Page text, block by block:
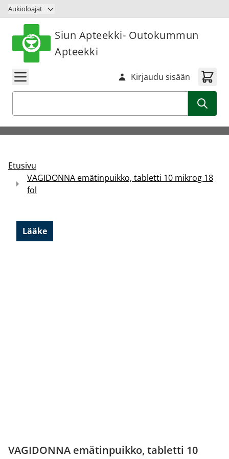
Siirry sisältöön
Aukioloajat
Siun Apteekki- Outokummun
Apteekki
Kirjaudu sisään
Etusivu
VAGIDONNA emätinpuikko, tabletti 10 mikrog 18
fol
Lääke
VAGIDONNA emätinpuikko, tabletti 10